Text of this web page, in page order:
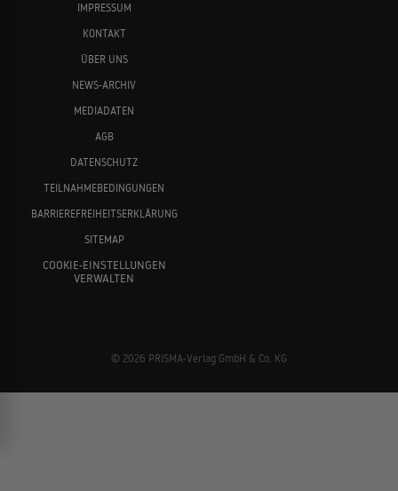
IMPRESSUM
KONTAKT
ÜBER UNS
NEWS-ARCHIV
MEDIADATEN
AGB
DATENSCHUTZ
TEILNAHMEBEDINGUNGEN
BARRIEREFREIHEITSERKLÄRUNG
SITEMAP
COOKIE-EINSTELLUNGEN
VERWALTEN
© 2026 PRISMA-Verlag GmbH & Co. KG